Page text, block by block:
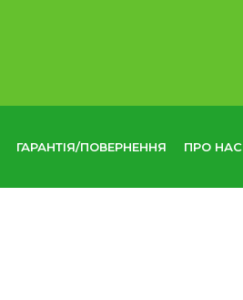
ГАРАНТІЯ/ПОВЕРНЕННЯ ПРО НАС